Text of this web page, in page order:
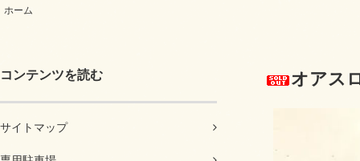
ホーム
コンテンツを読む
サイトマップ
オアス